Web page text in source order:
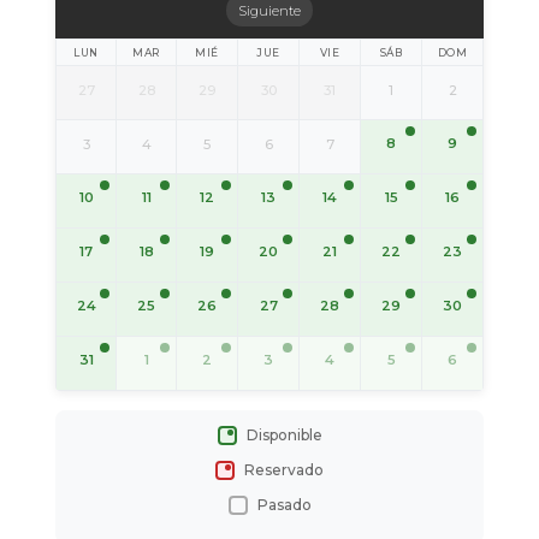
Siguiente
LUN MAR MIÉ JUE VIE SÁB DOM
27 28 29 30 31 1 2
3 4 5 6 7 8 9
10 11 12 13 14 15 16
17 18 19 20 21 22 23
24 25 26 27 28 29 30
31 1 2 3 4 5 6
Disponible
Reservado
Pasado